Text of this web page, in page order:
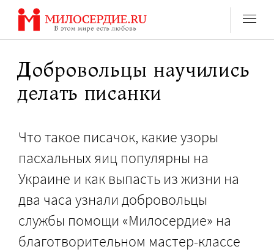
Перейти
содержанию
Добровольцы научились
делать писанки
Что такое писачок, какие узоры
пасхальных яиц популярны на
Украине и как выпасть из жизни на
два часа узнали добровольцы
службы помощи «Милосердие» на
благотворительном мастер-классе